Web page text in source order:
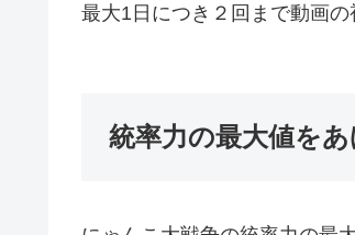
最大1日につき２回まで動画
統率力の最大値を